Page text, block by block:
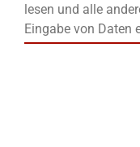
lesen und alle
Eingabe von Daten